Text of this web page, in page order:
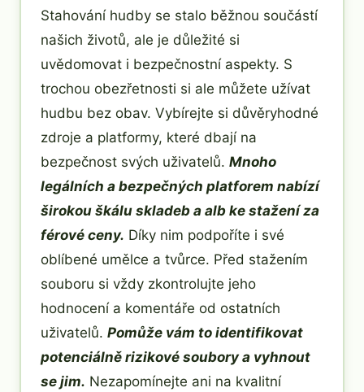
Stahování hudby se stalo běžnou součástí
našich životů, ale je důležité si
uvědomovat i bezpečnostní aspekty. S
trochou obezřetnosti si ale můžete užívat
hudbu bez obav. Vybírejte si důvěryhodné
zdroje a platformy, které dbají na
bezpečnost svých uživatelů. Mnoho
legálních a bezpečných platforem nabízí
širokou škálu skladeb a alb ke stažení za
férové ceny. Díky nim podpoříte i své
oblíbené umělce a tvůrce. Před stažením
souboru si vždy zkontrolujte jeho
hodnocení a komentáře od ostatních
uživatelů. Pomůže vám to identifikovat
potenciálně rizikové soubory a vyhnout
se jim. Nezapomínejte ani na kvalitní